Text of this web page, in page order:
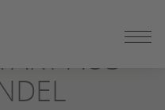
AUS